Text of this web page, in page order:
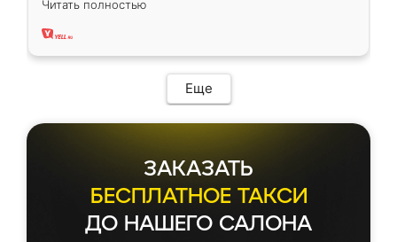
два года, нареканий нет.
Читать полностью
Еще
ЗАКАЗАТЬ
БЕСПЛАТНОЕ ТАКСИ
ДО НАШЕГО САЛОНА